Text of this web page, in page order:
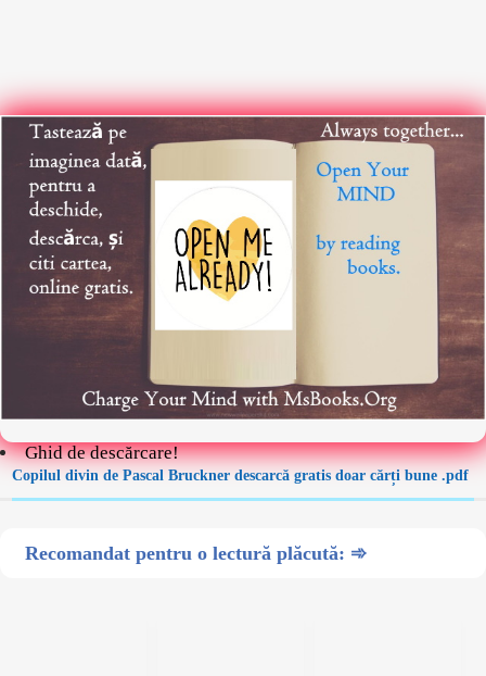
Ghid de descărcare!
Copilul divin de Pascal Bruckner descarcă gratis doar cărți bune .pdf
Recomandat pentru o lectură plăcută: ➾